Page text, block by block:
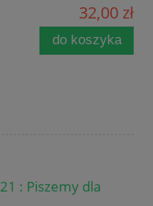
32,00 zł
do koszyka
: Piszemy dla